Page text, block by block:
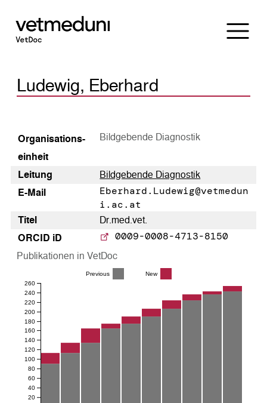
Ludewig, Eberhard
Organisations­
einheit
Bildgebende Diagnostik
Leitung
Bildgebende Diagnostik
E-Mail
Eberhard.Ludewig@vetmedun
i.ac.at
Titel
Dr.med.vet.
ORCID iD
0009-0008-4713-8150
Publikationen in VetDoc
20
40
60
80
100
120
140
160
180
200
220
240
260
Previous New